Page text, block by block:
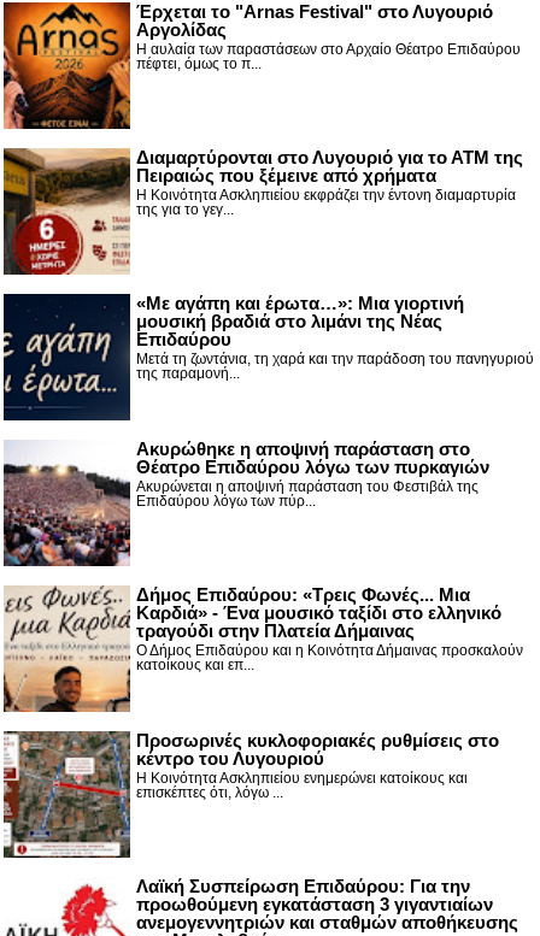
Έρχεται το "Arnas Festival" στο Λυγουριό
Αργολίδας
Η αυλαία των παραστάσεων στο Αρχαίο Θέατρο Επιδαύρου
πέφτει, όμως το π...
Διαμαρτύρονται στο Λυγουριό για το ΑΤΜ της
Πειραιώς που ξέμεινε από χρήματα
Η Κοινότητα Ασκληπιείου εκφράζει την έντονη διαμαρτυρία
της για το γεγ...
«Με αγάπη και έρωτα…»: Μια γιορτινή
μουσική βραδιά στο λιμάνι της Νέας
Επιδαύρου
Μετά τη ζωντάνια, τη χαρά και την παράδοση του πανηγυριού
της παραμονή...
Ακυρώθηκε η αποψινή παράσταση στο
Θέατρο Επιδαύρου λόγω των πυρκαγιών
Ακυρώνεται η αποψινή παράσταση του Φεστιβάλ της
Επιδαύρου λόγω των πύρ...
Δήμος Επιδαύρου: «Τρεις Φωνές... Μια
Καρδιά» - Ένα μουσικό ταξίδι στο ελληνικό
τραγούδι στην Πλατεία Δήμαινας
Ο Δήμος Επιδαύρου και η Κοινότητα Δήμαινας προσκαλούν
κατοίκους και επ...
Προσωρινές κυκλοφοριακές ρυθμίσεις στο
κέντρο του Λυγουριού
Η Κοινότητα Ασκληπιείου ενημερώνει κατοίκους και
επισκέπτες ότι, λόγω ...
Λαϊκή Συσπείρωση Επιδαύρου: Για την
προωθούμενη εγκατάσταση 3 γιγαντιαίων
ανεμογεννητριών και σταθμών αποθήκευσης